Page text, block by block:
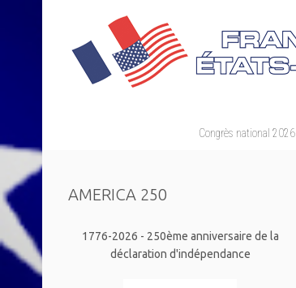
Congrès national 2026
AMERICA 250
1776-2026 - 250ème anniversaire de la
déclaration d'indépendance